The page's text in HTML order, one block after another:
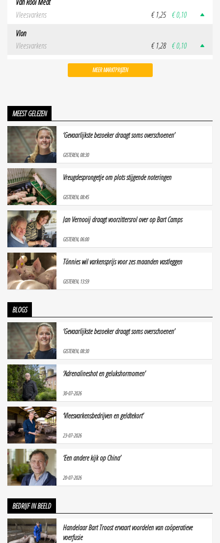
Vleesvarkens
€ 1,25 € 0,10
Vion
Vleesvarkens
€ 1,28 € 0,10
MEER MARKTPRIJZEN
MEEST GELEZEN
‘Gevaarlijkste bezoeker draagt soms overschoenen’
GISTEREN, 08:30
Vreugdesprongetje om plots stijgende noteringen
GISTEREN, 08:45
Jan Vernooij draagt voorzittersrol over op Bart Camps
GISTEREN, 06:00
Tönnies wil varkensprijs voor zes maanden vastleggen
GISTEREN, 13:59
BLOGS
‘Gevaarlijkste bezoeker draagt soms overschoenen’
GISTEREN, 08:30
‘Adrenalineshot en gelukshormomen’
30-07-2026
‘Vleesvarkensbedrijven en geldtekort’
23-07-2026
‘Een andere kijk op China’
20-07-2026
BEDRIJF IN BEELD
Handelaar Bart Troost ervaart voordelen van coöperatieve
voerfusie